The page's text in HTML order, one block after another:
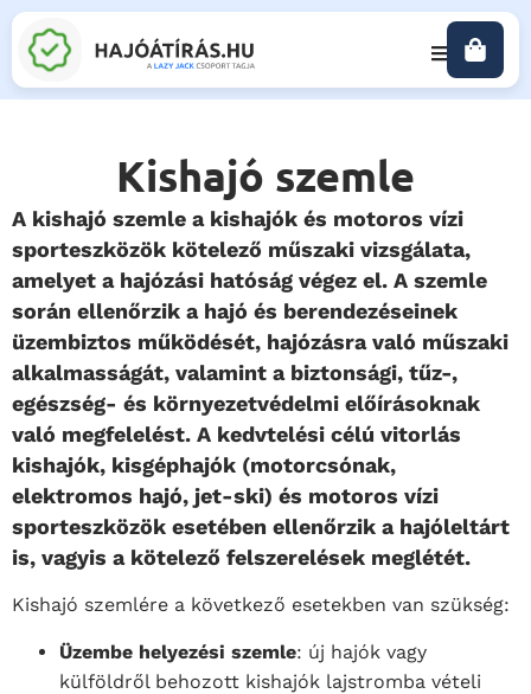
Kishajó szemle
A kishajó szemle a kishajók és motoros vízi
sporteszközök kötelező műszaki vizsgálata,
amelyet a hajózási hatóság végez el. A szemle
során ellenőrzik a hajó és berendezéseinek
üzembiztos működését, hajózásra való műszaki
alkalmasságát, valamint a biztonsági, tűz-,
egészség- és környezetvédelmi előírásoknak
való megfelelést. A kedvtelési célú vitorlás
kishajók, kisgéphajók (motorcsónak,
elektromos hajó, jet-ski) és motoros vízi
sporteszközök esetében ellenőrzik a hajóleltárt
is, vagyis a kötelező felszerelések meglétét.
Kishajó szemlére a következő esetekben van szükség:
Üzembe helyezési szemle: új hajók vagy
külföldről behozott kishajók lajstromba vételi